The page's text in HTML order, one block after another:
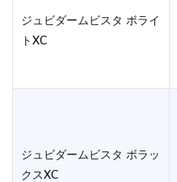
ジュビダームビスタ ボライ
トXC
ジュビダームビスタ ボラッ
クスXC